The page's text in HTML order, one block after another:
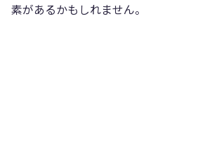
素があるかもしれません。